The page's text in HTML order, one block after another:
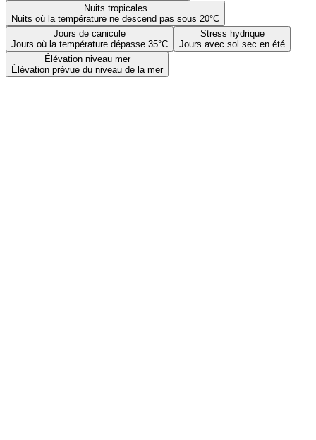
Nuits tropicales
Nuits où la température ne descend pas sous 20°C
Jours de canicule
Jours où la température dépasse 35°C
Stress hydrique
Jours avec sol sec en été
Élévation niveau mer
Élévation prévue du niveau de la mer